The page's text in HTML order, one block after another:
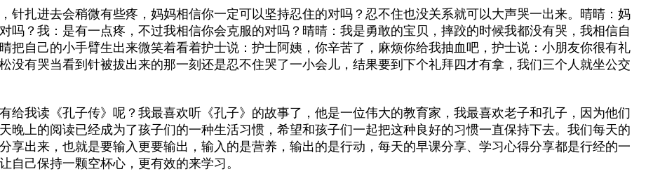
针扎进去会稍微有些疼，妈妈相信你一定可以坚持忍住的对吗？忍不住也没关系就可以大声哭一出来。晴晴：妈
吗？我：是有一点疼，不过我相信你会克服的对吗？晴晴：我是勇敢的宝贝，摔跤的时候我都没有哭，我相信自
把自己的小手臂生出来微笑着看着护士说：护士阿姨，你辛苦了，麻烦你给我抽血吧，护士说：小朋友你很有礼
没有哭当看到针被拔出来的那一刻还是忍不住哭了一小会儿，结果要到下个礼拜四才有拿，我们三个人就坐公交
给我读《孔子传》呢？我最喜欢听《孔子》的故事了，他是一位伟大的教育家，我最喜欢老子和孔子，因为他们
晚上的阅读已经成为了孩子们的一种生活习惯，希望和孩子们一起把这种良好的习惯一直保持下去。我们每天的
享出来，也就是要输入更要输出，输入的是营养，输出的是行动，每天的早课分享、学习心得分享都是行经的一
自己保持一颗空杯心，更有效的来学习。